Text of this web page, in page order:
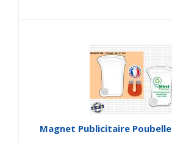
Magnet Publicitaire Poubelle